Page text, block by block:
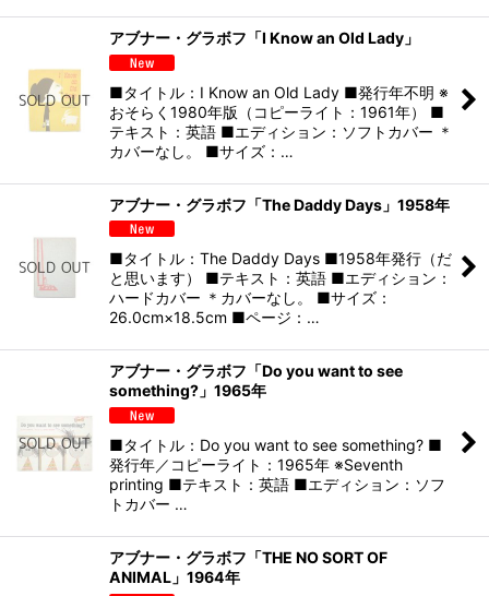
アブナー・グラボフ「I Know an Old Lady」
■タイトル：I Know an Old Lady ■発行年不明 ※
おそらく1980年版（コピーライト：1961年） ■
テキスト：英語 ■エディション：ソフトカバー ＊
カバーなし。 ■サイズ：…
アブナー・グラボフ「The Daddy Days」1958年
■タイトル：The Daddy Days ■1958年発行（だ
と思います） ■テキスト：英語 ■エディション：
ハードカバー ＊カバーなし。 ■サイズ：
26.0cm×18.5cm ■ページ：…
アブナー・グラボフ「Do you want to see
something?」1965年
■タイトル：Do you want to see something? ■
発行年／コピーライト：1965年 ※Seventh
printing ■テキスト：英語 ■エディション：ソフ
トカバー …
アブナー・グラボフ「THE NO SORT OF
ANIMAL」1964年